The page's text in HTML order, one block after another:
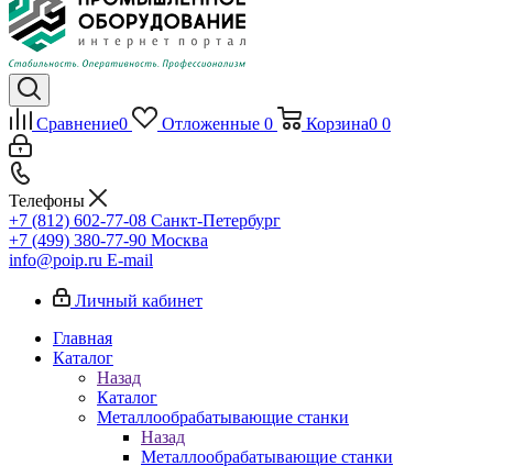
Сравнение0 Отложенные 0 Корзина0 0
Телефоны
+7 (812) 602-77-08 Санкт-Петербург
+7 (499) 380-77-90 Москва
info@poip.ru E-mail
Личный кабинет
Главная
Каталог
Назад
Каталог
Металлообрабатывающие станки
Назад
Металлообрабатывающие станки